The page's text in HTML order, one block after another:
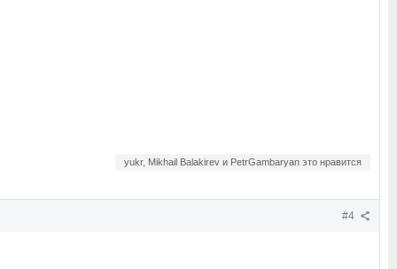
yukr, Mikhail Balakirev и PetrGambaryan это нравится
#4